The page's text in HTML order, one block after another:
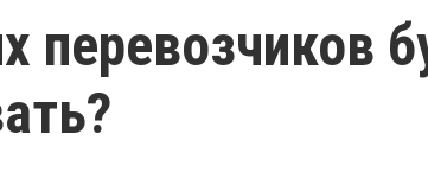
перевозчиков